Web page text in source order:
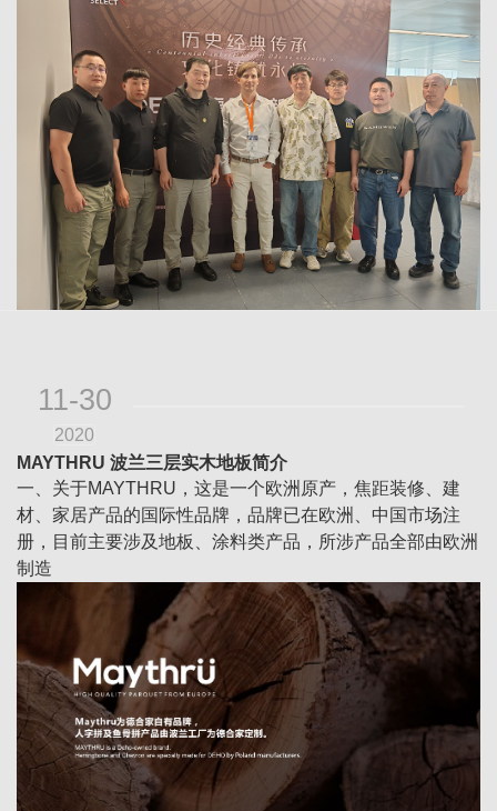
11-30
2020
MAYTHRU 波兰三层实木地板简介
一、关于MAYTHRU，这是一个欧洲原产，焦距装修、建
材、家居产品的国际性品牌，品牌已在欧洲、中国市场注
册，目前主要涉及地板、涂料类产品，所涉产品全部由欧洲
制造